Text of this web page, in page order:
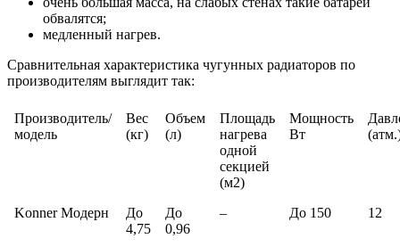
обвалятся;
медленный нагрев.
Сравнительная характеристика чугунных радиаторов по
производителям выглядит так:
Производитель/
модель
Вес
(кг)
Объем
(л)
Площадь
нагрева
одной
секцией
(м2)
Мощность
Вт
Konner Модерн
До
4,75
До
0,96
– До 150 12